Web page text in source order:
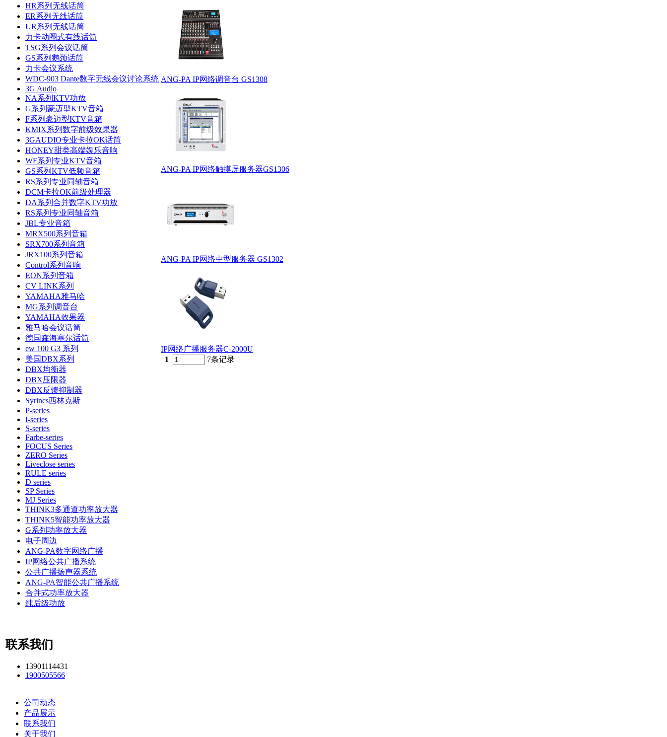
HR系列无线话筒
ER系列无线话筒
UR系列无线话筒
力卡动圈式有线话筒
TSG系列会议话筒
GS系列鹅颈话筒
力卡会议系统
WDC-903 Dante数字无线会议讨论系统
3G Audio
NA系列KTV功放
G系列豪迈型KTV音箱
F系列豪迈型KTV音箱
KMIX系列数字前级效果器
3GAUDIO专业卡拉OK话筒
HONEY甜类高端娱乐音响
WF系列专业KTV音箱
GS系列KTV低频音箱
RS系列专业同轴音箱
DCM卡拉OK前级处理器
DA系列合并数字KTV功放
RS系列专业同轴音箱
JBL专业音箱
MRX500系列音箱
SRX700系列音箱
JRX100系列音箱
Control系列音响
EON系列音箱
CV LINK系列
YAMAHA雅马哈
MG系列调音台
YAMAHA效果器
雅马哈会议话筒
德国森海塞尔话筒
ew 100 G3 系列
美国DBX系列
DBX均衡器
DBX压限器
DBX反馈抑制器
Syrincs西林克斯
P-series
I-series
S-series
Farbe-series
FOCUS Series
ZERO Series
Liveclose series
RULE series
D series
SP Series
MJ Series
THINK3多通道功率放大器
THINK5智能功率放大器
G系列功率放大器
电子周边
ANG-PA数字网络广播
IP网络公共广播系统
公共广播扬声器系统
ANG-PA智能公共广播系统
合并式功率放大器
纯后级功放
联系我们
13901114431
1900505566
ANG-PA IP网络调音台 GS1308
ANG-PA IP网络触摸屏服务器GS1306
ANG-PA IP网络中型服务器 GS1302
IP网络广播服务器C-2000U
1
7条记录
公司动态
产品展示
联系我们
关于我们